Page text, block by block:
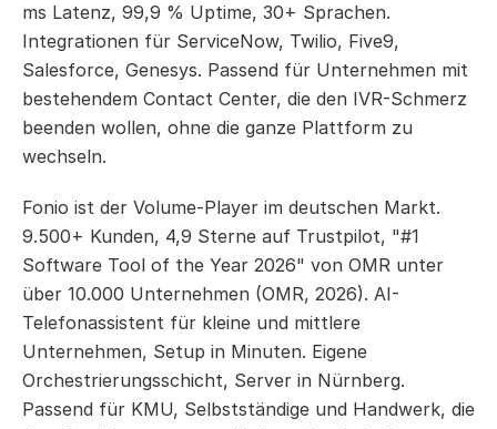
ms Latenz, 99,9 % Uptime, 30+ Sprachen.
Integrationen für ServiceNow, Twilio, Five9,
Salesforce, Genesys. Passend für Unternehmen mit
bestehendem Contact Center, die den IVR-Schmerz
beenden wollen, ohne die ganze Plattform zu
wechseln.
Fonio ist der Volume-Player im deutschen Markt.
9.500+ Kunden, 4,9 Sterne auf Trustpilot, "#1
Software Tool of the Year 2026" von OMR unter
über 10.000 Unternehmen (OMR, 2026). AI-
Telefonassistent für kleine und mittlere
Unternehmen, Setup in Minuten. Eigene
Orchestrierungsschicht, Server in Nürnberg.
Passend für KMU, Selbstständige und Handwerk, die